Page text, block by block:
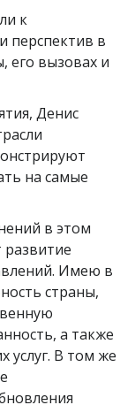
к
перспектив в
его вызовах и
Денис
на самые
в этом
Имею в
страны,
а также
услуг. В том же